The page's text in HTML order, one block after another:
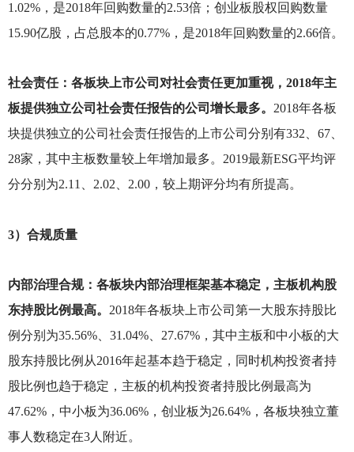
1.02%，是2018年回购数量的2.53倍；创业板股权回购数量
15.90亿股，占总股本的0.77%，是2018年回购数量的2.66倍。
社会责任：各板块上市公司对社会责任更加重视，2018年主
板提供独立公司社会责任报告的公司增长最多。 2018年各板
块提供独立的公司社会责任报告的上市公司分别有332、67、
28家，其中主板数量较上年增加最多。2019最新ESG平均评
分分别为2.11、2.02、2.00，较上期评分均有所提高。
3）合规质量
内部治理合规：各板块内部治理框架基本稳定，主板机构股
东持股比例最高。 2018年各板块上市公司第一大股东持股比
例分别为35.56%、31.04%、27.67%，其中主板和中小板的大
股东持股比例从2016年起基本趋于稳定，同时机构投资者持
股比例也趋于稳定，主板的机构投资者持股比例最高为
47.62%，中小板为36.06%，创业板为26.64%，各板块独立董
事人数稳定在3人附近。